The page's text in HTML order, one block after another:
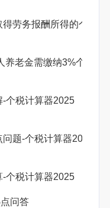
劳务报酬所得的个人
养老金需缴纳3%个人所
个税计算器2025
题-个税计算器2025
个税计算器2025
问答